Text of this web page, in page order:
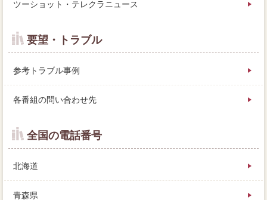
ツーショット・テレクラニュース
要望・トラブル
参考トラブル事例
各番組の問い合わせ先
全国の電話番号
北海道
青森県